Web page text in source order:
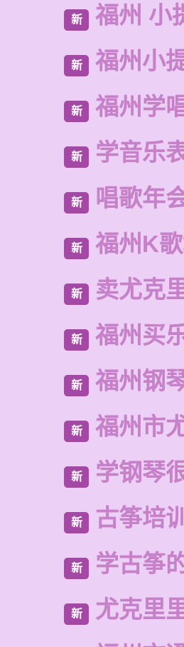
新 福州 小
新 福州小
新 福州学
新 学音乐
新 唱歌年
新 福州K
新 卖尤克
新 福州买
新 福州钢
新 福州市
新 学钢琴
新 古筝培
新 学古筝
新
尤克里